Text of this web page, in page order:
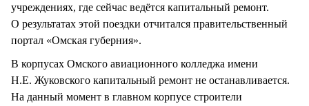
учреждениях, где сейчас ведётся капитальный ремонт.
О результатах этой поездки отчитался правительственный
портал «Омская губерния».
В корпусах Омского авиационного колледжа имени
Н.Е. Жуковского капитальный ремонт не останавливается.
На данный момент в главном корпусе строители